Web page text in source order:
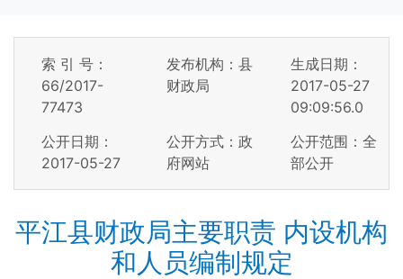
索 引 号：
66/2017-
77473
发布机构：县
财政局
生成日期：
2017-05-27
09:09:56.0
公开日期：
2017-05-27
公开方式：政
府网站
公开范围：全
部公开
平江县财政局主要职责 内设机构
和人员编制规定